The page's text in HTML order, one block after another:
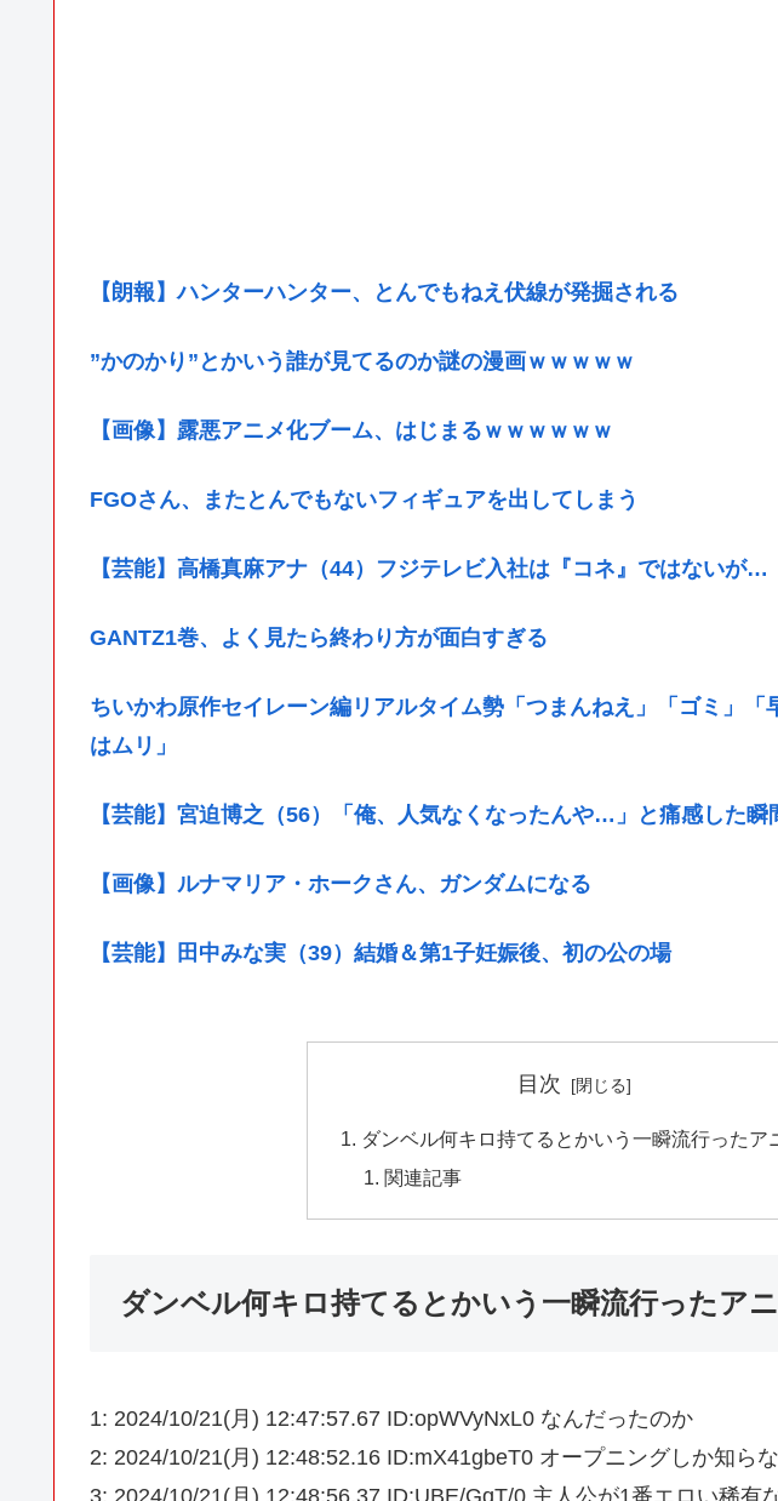
【朗報】ハンターハンター、とんでもねえ伏線が発掘される
”かのかり”とかいう誰が見てるのか謎の漫画ｗｗｗｗｗ
【画像】露悪アニメ化ブーム、はじまるｗｗｗｗｗｗ
FGOさん、またとんでもないフィギュアを出してしまう
【芸能】高橋真麻アナ（44）フジテレビ入社は『コネ』ではないが…
GANTZ1巻、よく見たら終わり方が面白すぎる
ちいかわ原作セイレーン編リアルタイム勢「つまんねえ」「ゴミ」「
はムリ」
【芸能】宮迫博之（56）「俺、人気なくなったんや…」と痛感した瞬
【画像】ルナマリア・ホークさん、ガンダムになる
【芸能】田中みな実（39）結婚＆第1子妊娠後、初の公の場
目次
ダンベル何キロ持てるとかいう一瞬流行ったア
関連記事
ダンベル何キロ持てるとかいう一瞬流行ったア
1: 2024/10/21(月) 12:47:57.67 ID:opWVyNxL0 なんだったのか
2: 2024/10/21(月) 12:48:52.16 ID:mX41gbeT0 オープニングしか知ら